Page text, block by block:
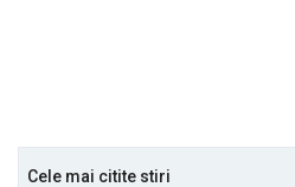
Cele mai citite stiri